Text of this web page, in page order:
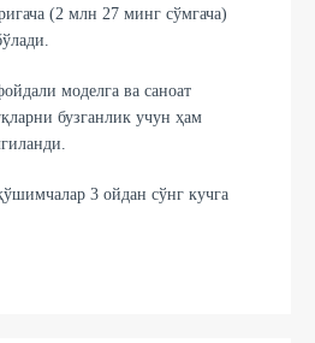
(2 млн 27 минг сўмгача)
моделга ва саноат
бузганлик учун ҳам
3 ойдан сўнг кучга